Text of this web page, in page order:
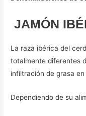
JAMÓN
La raza ibérica del
totalmente diferentes
infiltración de grasa
Dependiendo de su